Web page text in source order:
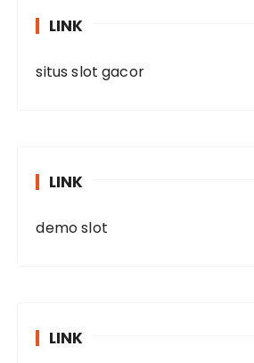
LINK
situs slot gacor
LINK
demo slot
LINK